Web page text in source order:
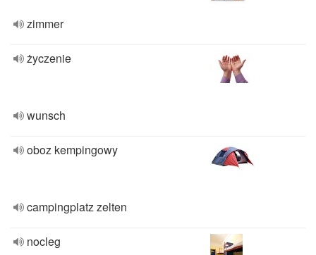
zimmer
życzenie
wunsch
oboz kempingowy
campingplatz zelten
nocleg